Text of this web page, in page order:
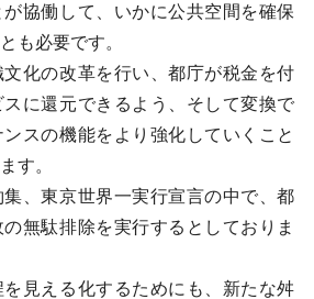
協働して、いかに公共空間を確保
も必要です。
化の改革を行い、都庁が税金を付
に還元できるよう、そして変換で
スの機能をより強化していくこと
す。
、東京世界一実行宣言の中で、都
無駄排除を実行するとしておりま
見える化するためにも、新たな舛